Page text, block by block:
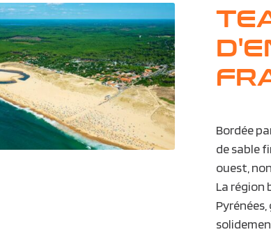
Bordée
de sable
ouest,
La région